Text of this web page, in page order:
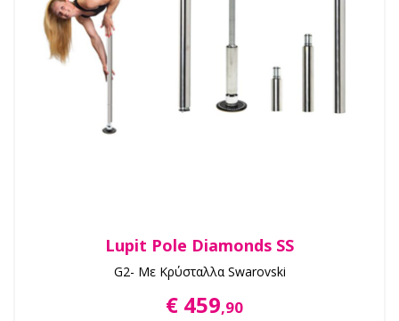
Lupit Pole Diamonds SS
G2- Με Κρύσταλλα Swarovski
€ 459,90